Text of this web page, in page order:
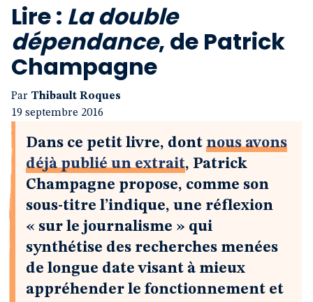
Notre revue
Boutique
Lire : La double
dépendance, de Patrick
Champagne
Par Thibault Roques
19 septembre 2016
Dans ce petit livre, dont nous avons
déjà publié un extrait, Patrick
Champagne propose, comme son
sous-titre l’indique, une réflexion
« sur le journalisme » qui
synthétise des recherches menées
de longue date visant à mieux
appréhender le fonctionnement et